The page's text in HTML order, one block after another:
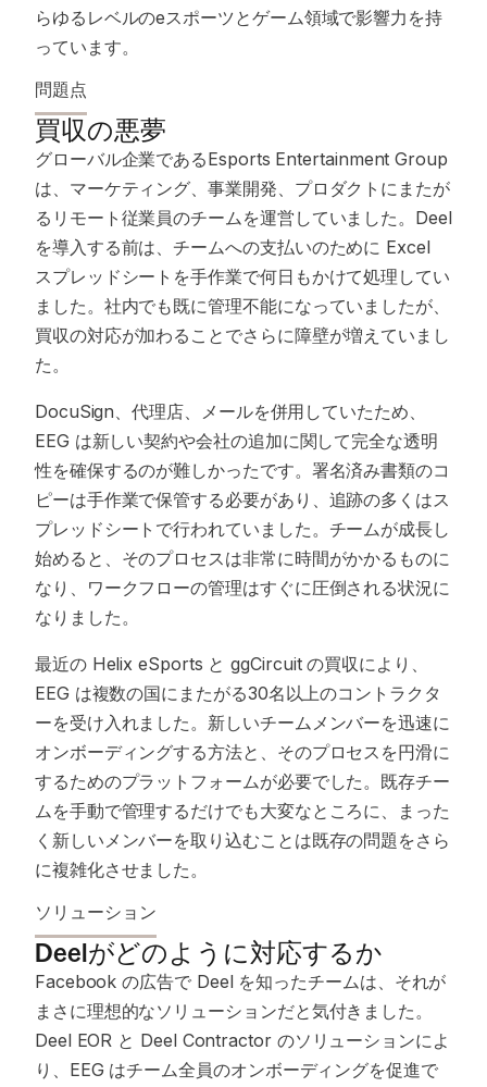
らゆるレベルのeスポーツとゲーム領域で影響力を持
っています。
問題点
買収の悪夢
グローバル企業であるEsports Entertainment Group
は、マーケティング、事業開発、プロダクトにまたが
るリモート従業員のチームを運営していました。Deel
を導入する前は、チームへの支払いのために Excel
スプレッドシートを手作業で何日もかけて処理してい
ました。社内でも既に管理不能になっていましたが、
買収の対応が加わることでさらに障壁が増えていまし
た。
DocuSign、代理店、メールを併用していたため、
EEG は新しい契約や会社の追加に関して完全な透明
性を確保するのが難しかったです。署名済み書類のコ
ピーは手作業で保管する必要があり、追跡の多くはス
プレッドシートで行われていました。チームが成長し
始めると、そのプロセスは非常に時間がかかるものに
なり、ワークフローの管理はすぐに圧倒される状況に
なりました。
最近の Helix eSports と ggCircuit の買収により、
EEG は複数の国にまたがる30名以上のコントラクタ
ーを受け入れました。新しいチームメンバーを迅速に
オンボーディングする方法と、そのプロセスを円滑に
するためのプラットフォームが必要でした。既存チー
ムを手動で管理するだけでも大変なところに、まった
く新しいメンバーを取り込むことは既存の問題をさら
に複雑化させました。
ソリューション
Deelがどのように対応するか
Facebook の広告で Deel を知ったチームは、それが
まさに理想的なソリューションだと気付きました。
Deel EOR と Deel Contractor のソリューションによ
り、EEG はチーム全員のオンボーディングを促進で